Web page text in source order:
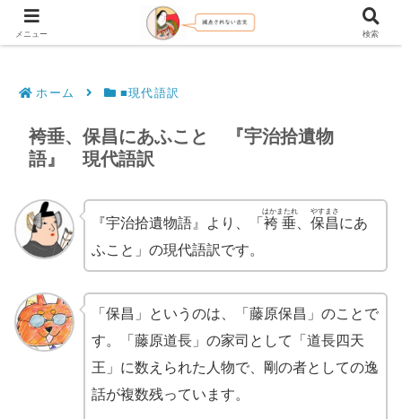
文法解説・逐語訳（現代語訳・口語訳）
ホーム ■現代語訳
袴垂、保昌にあふこと 『宇治拾遺物
語』 現代語訳
『宇治拾遺物語』より、「 袴垂
はかまたれ
、 保昌
やすまさ
にあ
ふこと」の現代語訳です。
「保昌」というのは、「藤原保昌」のことで
す。「藤原道長」の家司として「道長四天
王」に数えられた人物で、剛の者としての逸
話が複数残っています。
メニュー 検索